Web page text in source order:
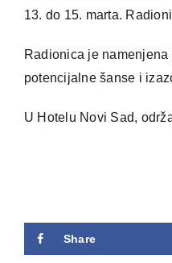
13. do 15. marta.
Radionica je
potencijalne šanse i
U Hotelu Novi Sad,
Share